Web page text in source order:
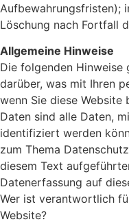
Aufbewahrungsfristen);
Löschung nach Fortfall
Allgemeine Hinweise
Die folgenden Hinweise
darüber, was mit Ihren
wenn Sie diese Website
Daten sind alle Daten,
identifiziert werden
zum Thema
diesem Text
Datenerfassung auf
Wer ist verantwortlich
Website?